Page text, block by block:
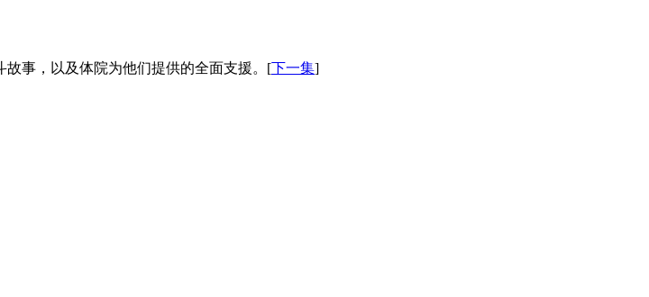
事，以及体院为他们提供的全面支援。[下一集]